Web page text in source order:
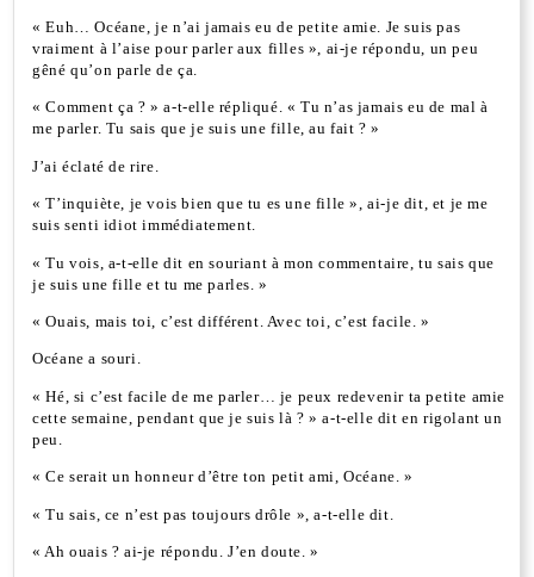
« Euh… Océane, je n’ai jamais eu de petite amie. Je suis pas
vraiment à l’aise pour parler aux filles », ai-je répondu, un peu
gêné qu’on parle de ça.
« Comment ça ? » a-t-elle répliqué. « Tu n’as jamais eu de mal à
me parler. Tu sais que je suis une fille, au fait ? »
J’ai éclaté de rire.
« T’inquiète, je vois bien que tu es une fille », ai-je dit, et je me
suis senti idiot immédiatement.
« Tu vois, a-t-elle dit en souriant à mon commentaire, tu sais que
je suis une fille et tu me parles. »
« Ouais, mais toi, c’est différent. Avec toi, c’est facile. »
Océane a souri.
« Hé, si c’est facile de me parler… je peux redevenir ta petite amie
cette semaine, pendant que je suis là ? » a-t-elle dit en rigolant un
peu.
« Ce serait un honneur d’être ton petit ami, Océane. »
« Tu sais, ce n’est pas toujours drôle », a-t-elle dit.
« Ah ouais ? ai-je répondu. J’en doute. »